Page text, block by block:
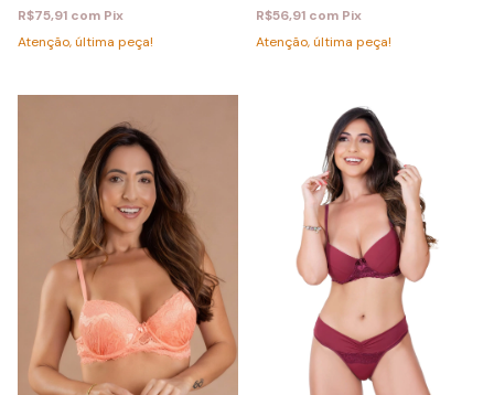
R$75,91 com Pix
Atenção, última peça!
R$56,91 com Pix
Atenção, última peça!